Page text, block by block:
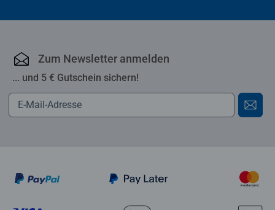
Zum Newsletter anmelden
... und 5 € Gutschein sichern!